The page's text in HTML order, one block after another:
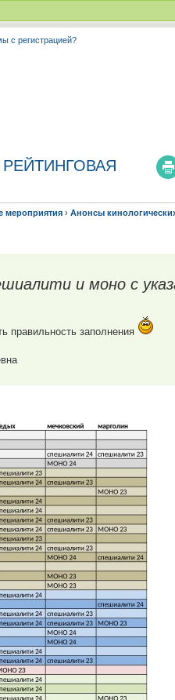
с регистрацией?
РЕЙТИНГОВАЯ
мероприятия › Анонсы
и моно с
правильность заполнения